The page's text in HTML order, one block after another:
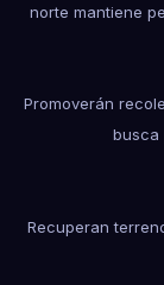
norte mantiene
Promoverán
busca
Recuperan